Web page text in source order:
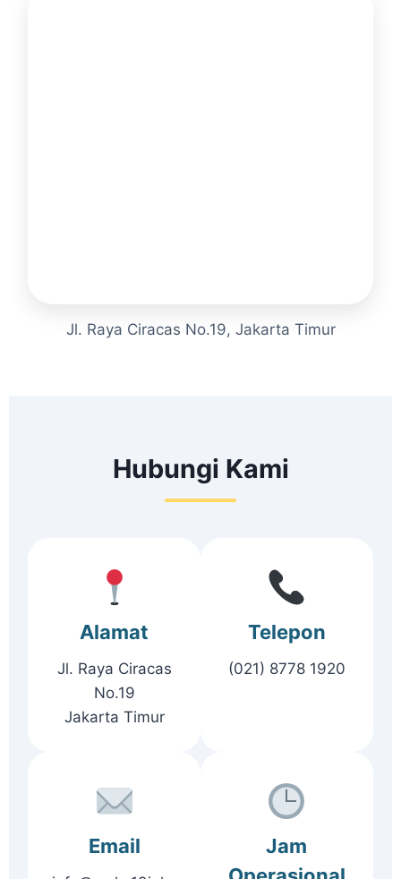
Jl. Raya Ciracas No.19, Jakarta Timur
Hubungi Kami
Alamat
Jl. Raya Ciracas
No.19
Jakarta Timur
Telepon
(021) 8778 1920
Email
Jam